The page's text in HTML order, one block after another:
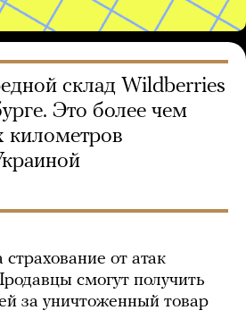
склад Wildberries
Это более чем
километров
от атак
смогут получить
за уничтоженный товар